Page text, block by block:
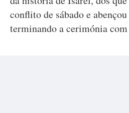
conflito de sábado e
terminando a cerimónia